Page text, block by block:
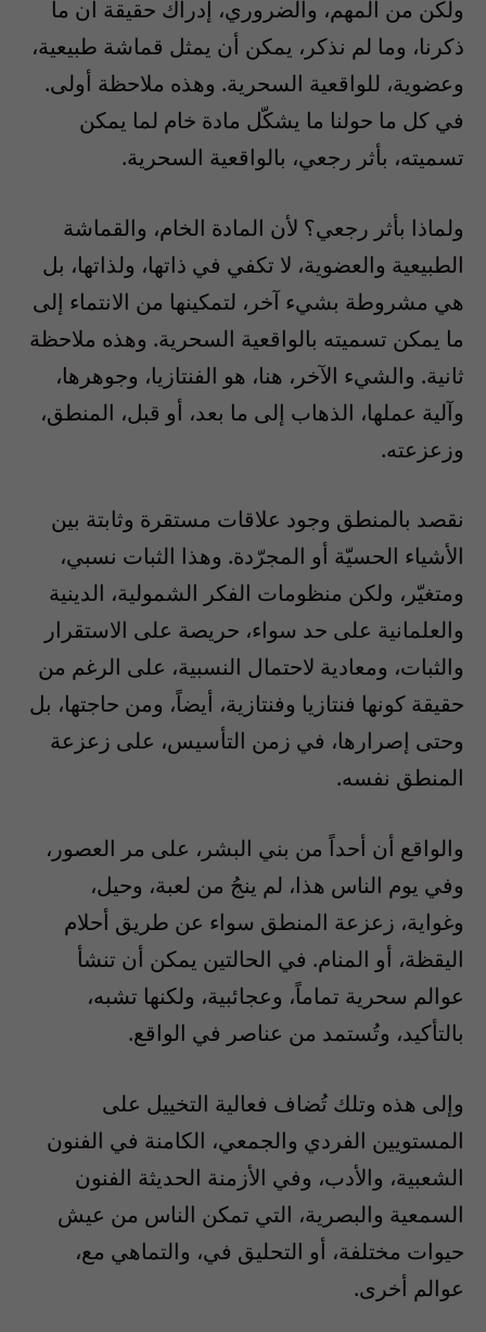
ولكن من المهم، والضروري، إدراك حقيقة أن ما
ذكرنا، وما لم نذكر، يمكن أن يمثل قماشة طبيعية،
وعضوية، للواقعية السحرية. وهذه ملاحظة أولى.
في كل ما حولنا ما يشكّل مادة خام لما يمكن
تسميته، بأثر رجعي، بالواقعية السحرية.
ولماذا بأثر رجعي؟ لأن المادة الخام، والقماشة
الطبيعية والعضوية، لا تكفي في ذاتها، ولذاتها، بل
هي مشروطة بشيء آخر، لتمكينها من الانتماء إلى
ما يمكن تسميته بالواقعية السحرية. وهذه ملاحظة
ثانية. والشيء الآخر، هنا، هو الفنتازيا، وجوهرها،
وآلية عملها، الذهاب إلى ما بعد، أو قبل، المنطق،
وزعزعته.
نقصد بالمنطق وجود علاقات مستقرة وثابتة بين
الأشياء الحسيّة أو المجرّدة. وهذا الثبات نسبي،
ومتغيّر، ولكن منظومات الفكر الشمولية، الدينية
والعلمانية على حد سواء، حريصة على الاستقرار
والثبات، ومعادية لاحتمال النسبية، على الرغم من
حقيقة كونها فنتازيا وفنتازية، أيضاً، ومن حاجتها، بل
وحتى إصرارها، في زمن التأسيس، على زعزعة
المنطق نفسه.
والواقع أن أحداً من بني البشر، على مر العصور،
وفي يوم الناس هذا، لم ينجُ من لعبة، وحيل،
وغواية، زعزعة المنطق سواء عن طريق أحلام
اليقظة، أو المنام. في الحالتين يمكن أن تنشأ
عوالم سحرية تماماً، وعجائبية، ولكنها تشبه،
بالتأكيد، وتُستمد من عناصر في الواقع.
وإلى هذه وتلك تُضاف فعالية التخييل على
المستويين الفردي والجمعي، الكامنة في الفنون
الشعبية، والأدب، وفي الأزمنة الحديثة الفنون
السمعية والبصرية، التي تمكن الناس من عيش
حيوات مختلفة، أو التحليق في، والتماهي مع،
عوالم أخرى.